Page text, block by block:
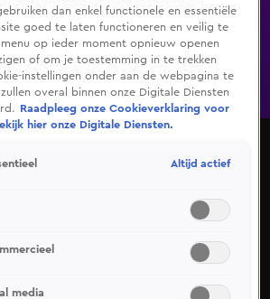
Programma's De Bondgenoten
Shop
een staande ovatie van de Vandaag
Raymond Mens krijgt bij Vandaag
ovatie van Johan Derksen, Wilfred
dan enkel functionele en essentiële
goed te laten functioneren en veilig te
op ieder moment opnieuw openen
of om je toestemming in te trekken
instellingen onder aan de webpagina te
overal binnen onze Digitale Diensten
Raadpleeg onze Cookieverklaring voor
hier onze Digitale Diensten.
Altijd actief
media